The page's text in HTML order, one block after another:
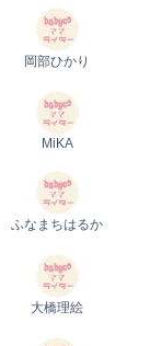
岡部ひかり
MiKA
ふなまちはるか
大橋理絵